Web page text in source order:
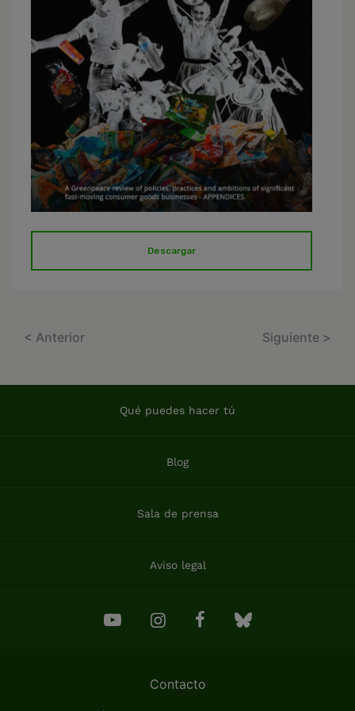
Descargar
< Anterior Siguiente >
Qué puedes hacer tú
Blog
Sala de prensa
Aviso legal
Contacto